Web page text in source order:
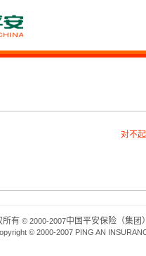
对不
所有 © 2000-2007中国平安保险（集团
© 2000-2007 PING AN